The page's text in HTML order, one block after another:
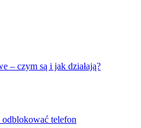
– czym są i jak działają?
odblokować telefon